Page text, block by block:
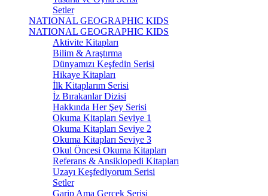
Setler
NATIONAL GEOGRAPHIC KIDS
NATIONAL GEOGRAPHIC KIDS
Aktivite Kitapları
Bilim & Araştırma
Dünyamızı Keşfedin Serisi
Hikaye Kitapları
İlk Kitaplarım Serisi
İz Bırakanlar Dizisi
Hakkında Her Şey Serisi
Okuma Kitapları Seviye 1
Okuma Kitapları Seviye 2
Okuma Kitapları Seviye 3
Okul Öncesi Okuma Kitapları
Referans & Ansiklopedi Kitapları
Uzayı Keşfediyorum Serisi
Setler
Garip Ama Gerçek Serisi